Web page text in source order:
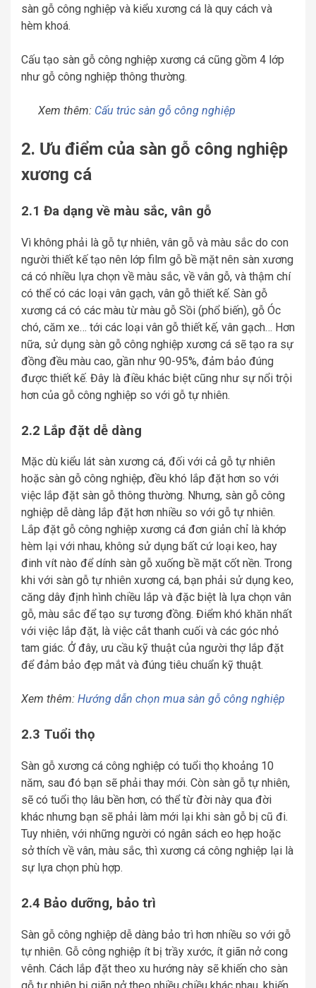
sàn gỗ công nghiệp và kiểu xương cá là quy cách và
hèm khoá.
Cấu tạo sàn gỗ công nghiệp xương cá cũng gồm 4 lớp
như gỗ công nghiệp thông thường.
Xem thêm: Cấu trúc sàn gỗ công nghiệp
2. Ưu điểm của sàn gỗ công nghiệp
xương cá
2.1 Đa dạng về màu sắc, vân gỗ
Vì không phải là gỗ tự nhiên, vân gỗ và màu sắc do con
người thiết kế tạo nên lớp film gỗ bề mặt nên sàn xương
cá có nhiều lựa chọn về màu sắc, về vân gỗ, và thậm chí
có thể có các loại vân gạch, vân gỗ thiết kế. Sàn gỗ
xương cá có các màu từ màu gỗ Sồi (phổ biến), gỗ Óc
chó, căm xe… tới các loại vân gỗ thiết kế, vân gạch… Hơn
nữa, sử dụng sàn gỗ công nghiệp xương cá sẽ tạo ra sự
đồng đều màu cao, gần như 90-95%, đảm bảo đúng
được thiết kế. Đây là điều khác biệt cũng như sự nổi trội
hơn của gỗ công nghiệp so với gỗ tự nhiên.
2.2 Lắp đặt dễ dàng
Mặc dù kiểu lát sàn xương cá, đối với cả gỗ tự nhiên
hoặc sàn gỗ công nghiệp, đều khó lắp đặt hơn so với
việc lắp đặt sàn gỗ thông thường. Nhưng, sàn gỗ công
nghiệp dễ dàng lắp đặt hơn nhiều so với gỗ tự nhiên.
Lắp đặt gỗ công nghiệp xương cá đơn giản chỉ là khớp
hèm lại với nhau, không sử dụng bất cứ loại keo, hay
đinh vít nào để dính sàn gỗ xuống bề mặt cốt nền. Trong
khi với sàn gỗ tự nhiên xương cá, bạn phải sử dụng keo,
căng dây định hình chiều lắp và đặc biệt là lựa chọn vân
gỗ, màu sắc để tạo sự tương đồng. Điểm khó khăn nhất
với việc lắp đặt, là việc cắt thanh cuối và các góc nhỏ
tam giác. Ở đây, ưu cầu kỹ thuật của người thợ lắp đặt
để đảm bảo đẹp mắt và đúng tiêu chuẩn kỹ thuật.
Xem thêm: Hướng dẫn chọn mua sàn gỗ công nghiệp
2.3 Tuổi thọ
Sàn gỗ xương cá công nghiệp có tuổi thọ khoảng 10
năm, sau đó bạn sẽ phải thay mới. Còn sàn gỗ tự nhiên,
sẽ có tuổi thọ lâu bền hơn, có thể từ đời này qua đời
khác nhưng bạn sẽ phải làm mới lại khi sàn gỗ bị cũ đi.
Tuy nhiên, với những người có ngân sách eo hẹp hoặc
sở thích về vân, màu sắc, thì xương cá công nghiệp lại là
sự lựa chọn phù hợp.
2.4 Bảo dưỡng, bảo trì
Sàn gỗ công nghiệp dễ dàng bảo trì hơn nhiều so với gỗ
tự nhiên. Gỗ công nghiệp ít bị trầy xước, ít giãn nở cong
vênh. Cách lắp đặt theo xu hướng này sẽ khiến cho sàn